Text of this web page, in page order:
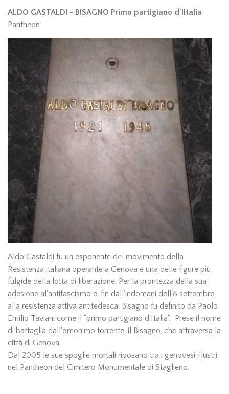
ALDO GASTALDI - BISAGNO Primo partigiano d'IItalia
Pantheon
Aldo Gastaldi fu un esponente del movimento della
Resistenza italiana operante a Genova e una delle figure più
fulgide della lotta di liberazione. Per la prontezza della sua
adesione al'antifascismo e, fin dall'indomani dell'8 settembre,
alla resistenza attiva antitedesca, Bisagno fu definito da Paolo
Emilio Taviani come il "primo partigiano d'Italia". Prese il nome
di battaglia dall'omonimo torrente, il Bisagno, che attraversa la
città di Genova.
Dal 2005 le sue spoglie mortali riposano tra i genovesi illustri
nel Pantheon del Cimitero Monumentale di Staglieno.